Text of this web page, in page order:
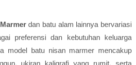
dan batu alam lainnya bervariasi
preferensi dan kebutuhan keluarga
model batu nisan marmer mencakup
ukiran kaligrafi yang rumit, serta